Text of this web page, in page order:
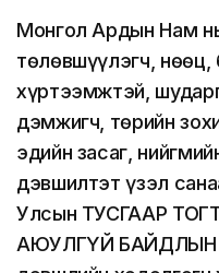
Монгол Ардын Нам
төлөвшүүлэгч, нөөц,
хүртээмжтэй,
дэмжигч, төрийн
эдийн засаг,
дэвшилтэт үзэл
Улсын ТУСГААР
АЮУЛГҮЙ БАЙДЛЫН